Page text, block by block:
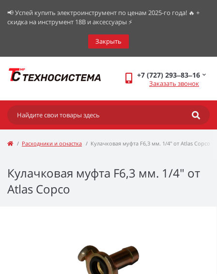
📢 Успей купить электроинструмент по ценам 2025-го года! 🔥 +
скидка на инструмент 18В и аксессуары ⚡️
Закрыть
+7 (727) 293‒83‒16
Заказать звонок
Расходники и оснастка Кулачковая муфта F6,3 мм. 1/4" от Atlas Copco
Кулачковая муфта F6,3 мм. 1/4" от
Atlas Copco